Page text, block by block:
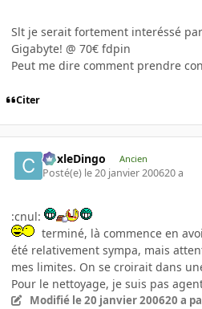
Slt je serait fortement interéssé
Gigabyte! @ 70€ fdpin
Peut me dire comment prendre
Citer
CoxleDingo Ancien
Posté(e) le 20 janvier 200620 a
:cnul:
terminé, là commence en
été relativement sympa, mais
mes limites. On se croirait dans
Pour le nettoyage, je suis pas
Modifié le 20 janvier 200620 a